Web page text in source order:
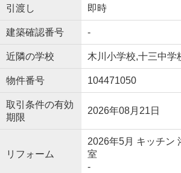
引渡し 即時
建築確認番号 -
近隣の学校 木川小学校,十三中学
物件番号 104471050
取引条件の有効
期限
2026年08月21日
リフォーム
2026年5月 キッチン
室
-